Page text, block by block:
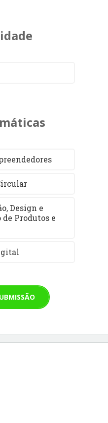
Design e
Produtos e